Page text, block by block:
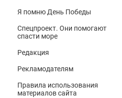
Я помню День Победы
Спецпроект. Они помогают
спасти море
Редакция
Рекламодателям
Правила использования
материалов сайта